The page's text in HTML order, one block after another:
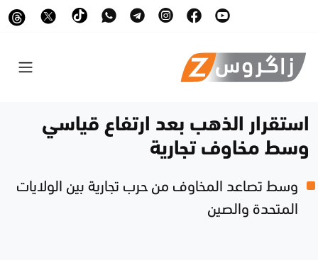
استقرار الذهب بعد ارتفاع قياسي
وسط مخاوف تجارية
وسط تصاعد المخاوف من حرب تجارية بين الولايات
المتحدة والصين